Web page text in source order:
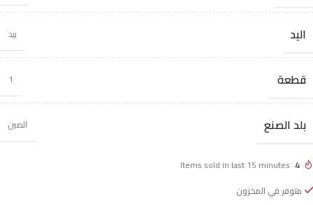
اليد بيد
قطعة 1
بلد الصنع الصين
4
Items sold in last 15 minutes
متوفر في المخزون